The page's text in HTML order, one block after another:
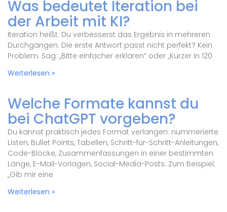
Was bedeutet Iteration bei
der Arbeit mit KI?
Iteration heißt: Du verbesserst das Ergebnis in mehreren
Durchgängen. Die erste Antwort passt nicht perfekt? Kein
Problem. Sag: „Bitte einfacher erklären“ oder „Kürzer in 120
Weiterlesen »
Welche Formate kannst du
bei ChatGPT vorgeben?
Du kannst praktisch jedes Format verlangen: nummerierte
Listen, Bullet Points, Tabellen, Schritt-für-Schritt-Anleitungen,
Code-Blöcke, Zusammenfassungen in einer bestimmten
Länge, E-Mail-Vorlagen, Social-Media-Posts. Zum Beispiel:
„Gib mir eine
Weiterlesen »